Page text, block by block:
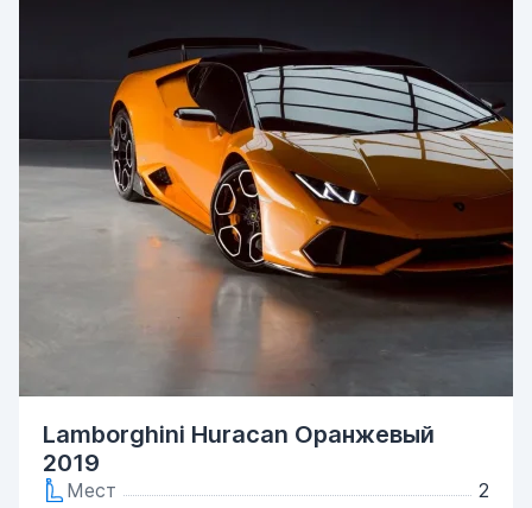
Lamborghini Huracan Оранжевый
2019
Мест
2